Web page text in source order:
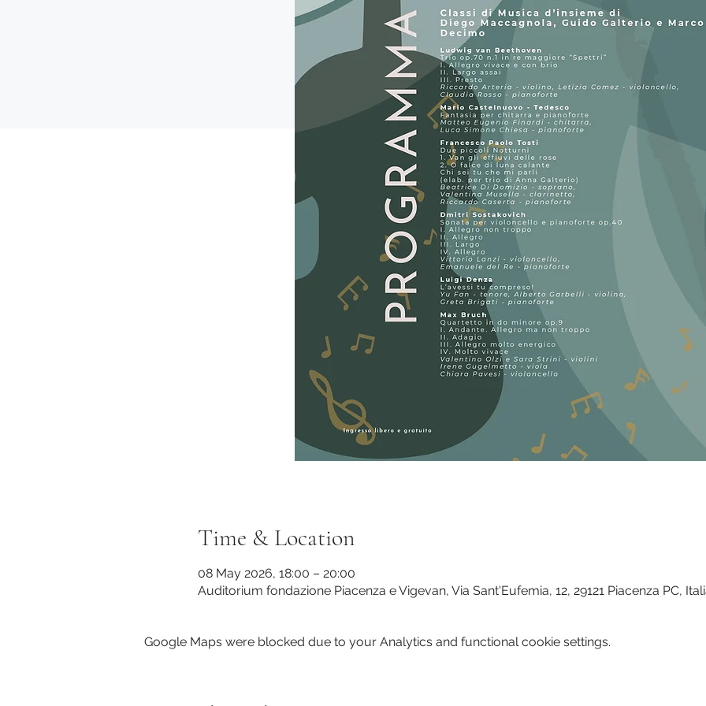
Time & Location
08 May 2026, 18:00 – 20:00
Auditorium fondazione Piacenza e Vigevan, Via Sant'Eufemia, 12, 29121 Piacenza PC,
Google Maps were blocked due to your Analytics and functional cookie settings.